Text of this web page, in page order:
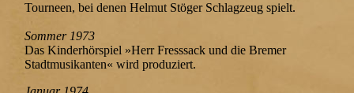
Tourneen, bei denen Helmut Stöger Schlagzeug spielt.
Sommer 1973
Das Kinderhörspiel »Herr Fresssack und die Bremer
Stadtmusikanten« wird produziert.